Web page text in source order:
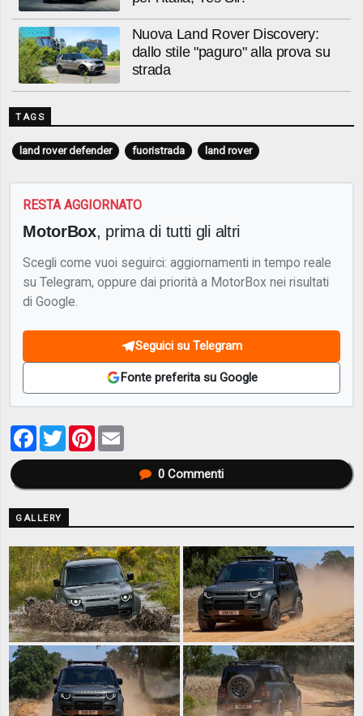
Nuova Land Rover Discovery:
dallo stile "paguro" alla prova su
strada
TAGS
land rover defender fuoristrada land rover
RESTA AGGIORNATO
MotorBox, prima di tutti gli altri
Scegli come vuoi seguirci: aggiornamenti in tempo reale
su Telegram, oppure dai priorità a MotorBox nei risultati
di Google.
Seguici su Telegram
Fonte preferita su Google
Facebook
TwitterPinterest
0Commenti
GALLERY